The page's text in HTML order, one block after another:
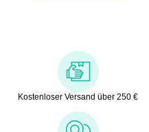
Kostenloser Versand über 250 €